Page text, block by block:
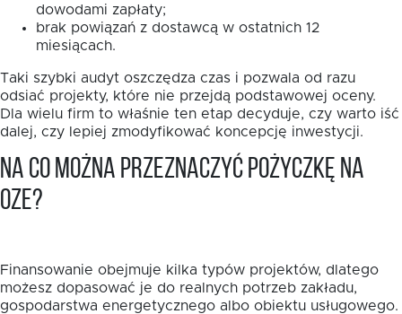
dowodami zapłaty;
brak powiązań z dostawcą w ostatnich 12
miesiącach.
Taki szybki audyt oszczędza czas i pozwala od razu
odsiać projekty, które nie przejdą podstawowej oceny.
Dla wielu firm to właśnie ten etap decyduje, czy warto iść
dalej, czy lepiej zmodyfikować koncepcję inwestycji.
Na co można przeznaczyć pożyczkę na
OZE?
Finansowanie obejmuje kilka typów projektów, dlatego
możesz dopasować je do realnych potrzeb zakładu,
gospodarstwa energetycznego albo obiektu usługowego.